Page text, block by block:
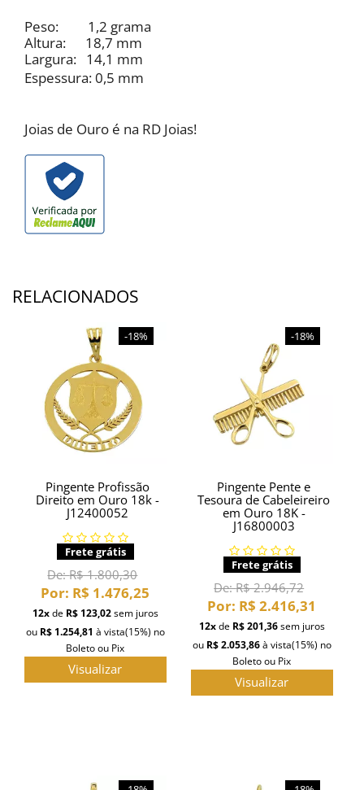
Peso: 1,2 grama
Altura: 18,7 mm
Largura: 14,1 mm
Espessura: 0,5 mm
Joias de Ouro é na RD Joias!
RELACIONADOS
-18%
Pingente Profissão
Direito em Ouro 18k -
J12400052
Frete grátis
De:R$ 1.800,30
Por: R$ 1.476,25
12xde R$ 123,02sem juros
ou R$ 1.254,81 à vista(15%) no
Boleto ou Pix
Visualizar
-18%
Pingente Pente e
Tesoura de Cabeleireiro
em Ouro 18K -
J16800003
Frete grátis
De:R$ 2.946,72
Por: R$ 2.416,31
12xde R$ 201,36sem juros
ou R$ 2.053,86à vista(15%) no
Boleto ou Pix
Visualizar